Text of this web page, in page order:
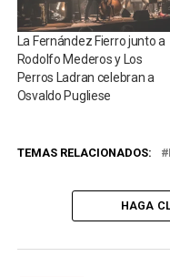
La Fernández Fierro junto a
Rodolfo Mederos y Los
Perros Ladran celebran a
Osvaldo Pugliese
TEMAS RELACIONADOS:
HAGA